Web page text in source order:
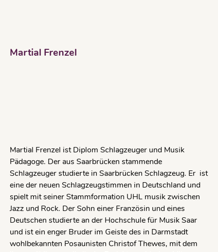
Martial Frenzel
Martial Frenzel ist Diplom Schlagzeuger und Musik
Pädagoge. Der aus Saarbrücken stammende
Schlagzeuger studierte in Saarbrücken Schlagzeug. Er ist
eine der neuen Schlagzeugstimmen in Deutschland und
spielt mit seiner Stammformation UHL musik zwischen
Jazz und Rock. Der Sohn einer Französin und eines
Deutschen studierte an der Hochschule für Musik Saar
und ist ein enger Bruder im Geiste des in Darmstadt
wohlbekannten Posaunisten Christof Thewes, mit dem